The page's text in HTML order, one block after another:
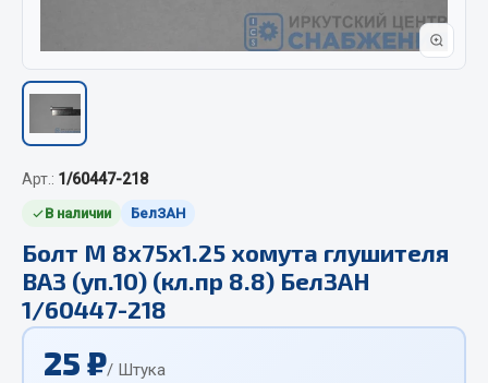
Автономные воздушные отопители
Жидкостные подогреватели
Отопители салона
Подогреватели тосола
Весь раздел
Автотовары
Автозвук
Аксессуары автомобильные
Арт.: 1/60447-218
В наличии БелЗАН
Болт М 8х75х1.25 хомута глушителя
ВАЗ (уп.10) (кл.пр 8.8) БелЗАН
1/60447-218
25 ₽/ Штука